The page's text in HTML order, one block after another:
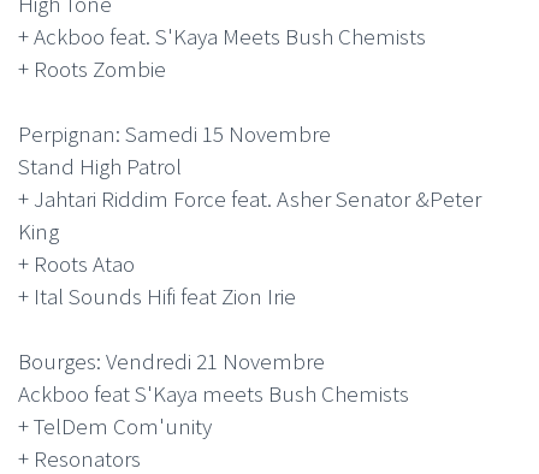
+ Ackboo feat. S'Kaya Meets Bush Chemists
+ Roots Zombie
Perpignan: Samedi 15 Novembre
Stand High Patrol
+ Jahtari Riddim Force feat. Asher Senator &Peter
King
+ Roots Atao
+ Ital Sounds Hifi feat Zion Irie
Bourges: Vendredi 21 Novembre
Ackboo feat S'Kaya meets Bush Chemists
+ TelDem Com'unity
+ Resonators